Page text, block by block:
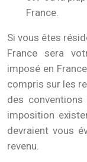
France.
Si vous êtes
France sera
imposé en
compris sur les
des
imposition
devraient vous
revenu.